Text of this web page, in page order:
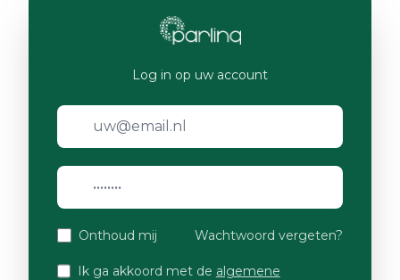
Log in op uw account
Onthoud mij Wachtwoord vergeten?
Ik ga akkoord met de algemene